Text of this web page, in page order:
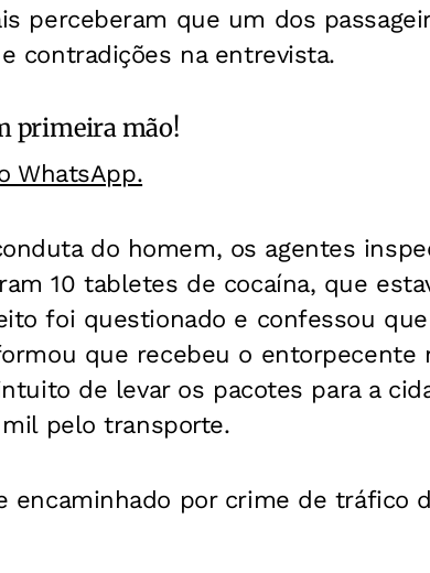
perceberam que um dos
contradições na entrevista.
primeira mão!
WhatsApp.
do homem, os agentes
10 tabletes de cocaína, que
foi questionado e confessou
que recebeu o entorpecente
de levar os pacotes para a
pelo transporte.
encaminhado por crime de tráfico